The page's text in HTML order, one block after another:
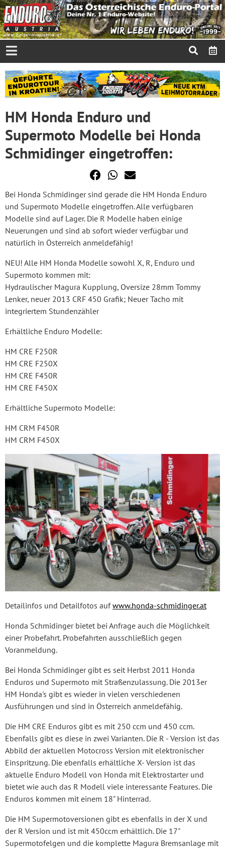
HM Honda Enduro und
Supermoto Modelle bei Honda
Schmidinger eingetroffen:
Bei Honda Schmidinger sind gerade die HM Honda Enduro
und Supermoto Modelle eingetroffen. Alle verfügbaren
Modelle sind auf Lager. Die R Modelle haben einige
Neuerungen und sind ab sofort wieder verfügbar und
natürlich in Österreich anmeldefähig!
NEU! Alle HM Honda Modelle sowohl X, R, Enduro und
Supermoto kommen mit:
Hydraulischer Magura Kupplung, Oversize 28mm Tommy
Lenker, neuer 2013 CRF 450 Grafik; Neuer Tacho mit
integriertem Stundenzähler
Erhältliche Enduro Modelle:
HM CRE F250R
HM CRE F250X
HM CRE F450R
HM CRE F450X
Erhältliche Supermoto Modelle:
HM CRM F450R
HM CRM F450X
Detailinfos und Detailfotos aufwww.honda-schmidinger.at
Honda Schmidinger bietet bei Anfrage auch die Möglichkeit
einer Probefahrt. Probefahrten ausschließlich gegen
Voranmeldung.
Bei Honda Schmidinger gibt es seit Herbst 2011 Honda
Enduros und Supermoto mit Straßenzulassung. Die 2013er
HM Honda's gibt es wieder in vielen verschiedenen
Ausführungen und sind in Österreich anmeldefähig.
Die HM CRE Enduros gibt es mit 250 ccm und 450 ccm.
Ebenfalls gibt es diese in zwei Varianten. Die R - Version ist das
Abbild der aktuellen Motocross Version mit elektronischer
Einspritzung. Die ebenfalls erhältliche X- Version ist das
aktuelle Enduro Modell von Honda mit Elektrostarter und
bietet wie auch das R Modell viele interessante Features. Die
Enduros kommen mit einem 18" Hinterrad.
Die HM Supermotoversionen gibt es ebenfalls in der X und
der R Version und ist mit 450ccm erhältlich. Die 17"
Supermotofelgen und die komplette Magura Bremsanlage mit